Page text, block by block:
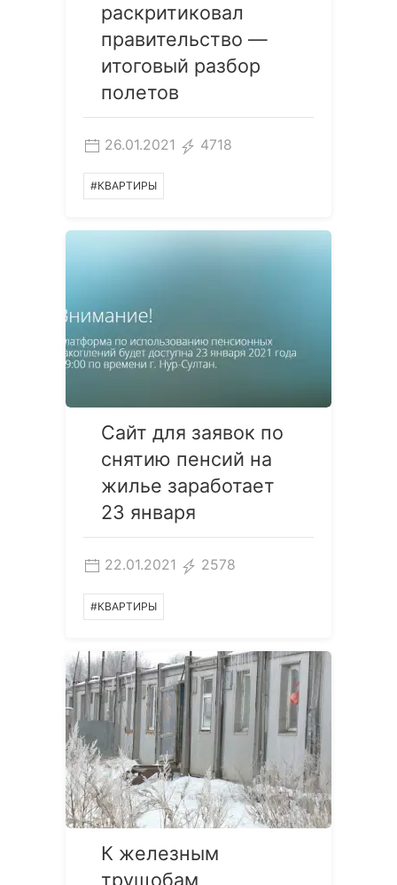
раскритиковал
правительство —
итоговый разбор
полетов
26.01.2021 4718
#КВАРТИРЫ
Сайт для заявок по
снятию пенсий на
жилье заработает
23 января
22.01.2021 2578
#КВАРТИРЫ
К железным
трущобам